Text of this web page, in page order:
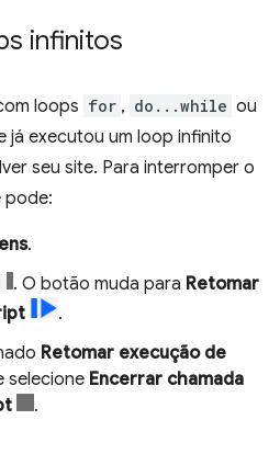
infinitos
loops for , do...while ou
já executou um loop infinito
seu site. Para interromper o
pode:
.
. O botão muda para Retomar
.
Retomar execução de
selecione Encerrar chamada
.